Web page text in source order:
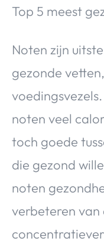
Top 5 meest
Noten zijn
gezonde
noten veel
toch goede
die gezond
noten
verbeteren van